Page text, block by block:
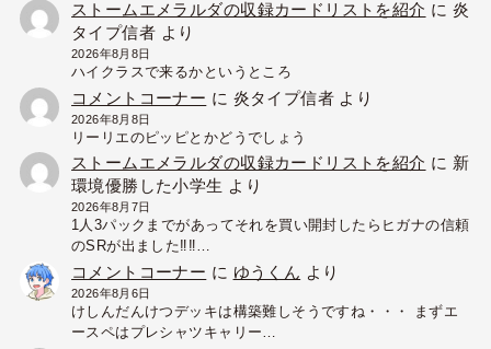
ストームエメラルダの収録カードリストを紹介 に 炎
タイプ信者 より
2026年8月8日
ハイクラスで来るかというところ
コメントコーナー に 炎タイプ信者より
2026年8月8日
リーリエのピッピとかどうでしょう
ストームエメラルダの収録カードリストを紹介 に 新
環境優勝した小学生 より
2026年8月7日
1人3パックまでがあってそれを買い開封したらヒガナの信頼
のSRが出ました‼︎‼︎…
コメントコーナー に ゆうくん より
2026年8月6日
けしんだんけつデッキは構築難しそうですね・・・ まずエ
ースペはプレシャツキャリー…